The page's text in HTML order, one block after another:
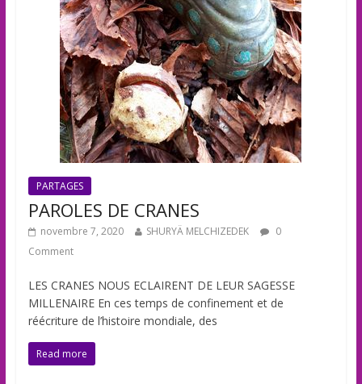
PARTAGES
PAROLES DE CRANES
novembre 7, 2020 SHURYÄ MELCHIZEDEK
0
Comment
LES CRANES NOUS ECLAIRENT DE LEUR SAGESSE
MILLENAIRE En ces temps de confinement et de
réécriture de l’histoire mondiale, des
Read more